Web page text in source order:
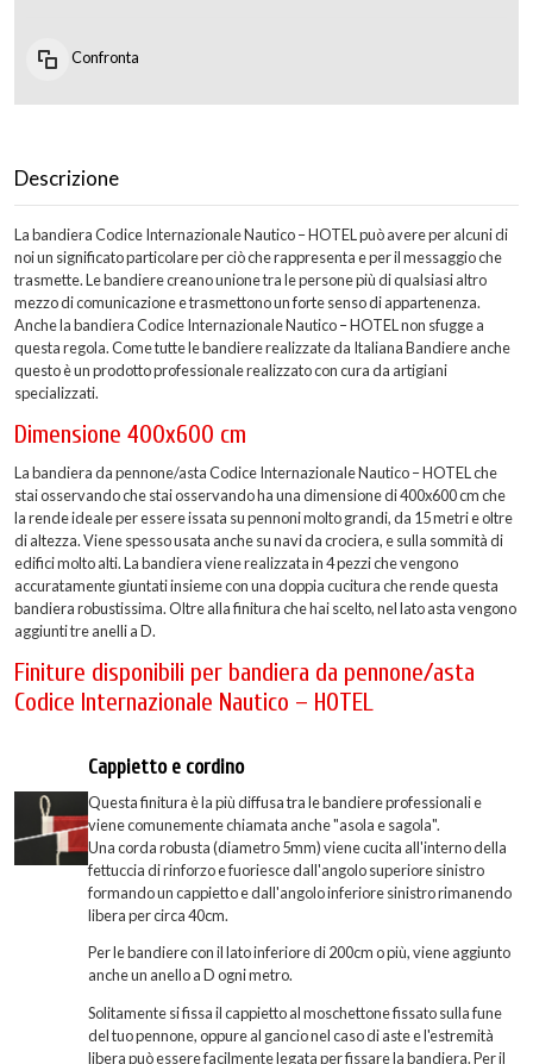
Confronta
Descrizione
La bandiera Codice Internazionale Nautico – HOTEL può avere per alcuni di
noi un significato particolare per ciò che rappresenta e per il messaggio che
trasmette. Le bandiere creano unione tra le persone più di qualsiasi altro
mezzo di comunicazione e trasmettono un forte senso di appartenenza.
Anche la bandiera Codice Internazionale Nautico – HOTEL non sfugge a
questa regola. Come tutte le bandiere realizzate da Italiana Bandiere anche
questo è un prodotto professionale realizzato con cura da artigiani
specializzati.
Dimensione 400x600 cm
La bandiera da pennone/asta Codice Internazionale Nautico – HOTEL che
stai osservando che stai osservando ha una dimensione di 400x600 cm che
la rende ideale per essere issata su pennoni molto grandi, da 15 metri e oltre
di altezza. Viene spesso usata anche su navi da crociera, e sulla sommità di
edifici molto alti. La bandiera viene realizzata in 4 pezzi che vengono
accuratamente giuntati insieme con una doppia cucitura che rende questa
bandiera robustissima. Oltre alla finitura che hai scelto, nel lato asta vengono
aggiunti tre anelli a D.
Finiture disponibili per bandiera da pennone/asta
Codice Internazionale Nautico – HOTEL
Cappietto e cordino
Questa finitura è la più diffusa tra le bandiere professionali e
viene comunemente chiamata anche "asola e sagola".
Una corda robusta (diametro 5mm) viene cucita all'interno della
fettuccia di rinforzo e fuoriesce dall'angolo superiore sinistro
formando un cappietto e dall'angolo inferiore sinistro rimanendo
libera per circa 40cm.
Per le bandiere con il lato inferiore di 200cm o più, viene aggiunto
anche un anello a D ogni metro.
Solitamente si fissa il cappietto al moschettone fissato sulla fune
del tuo pennone, oppure al gancio nel caso di aste e l'estremità
libera può essere facilmente legata per fissare la bandiera. Per il